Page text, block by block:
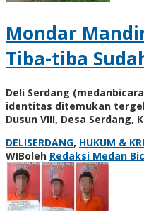
Mondar
Tiba-tiba
Deli Serdang
identitas ditemukan
Dusun VIII, Desa
DELISERDANG, HUKUM &
WIBoleh Redaksi Medan